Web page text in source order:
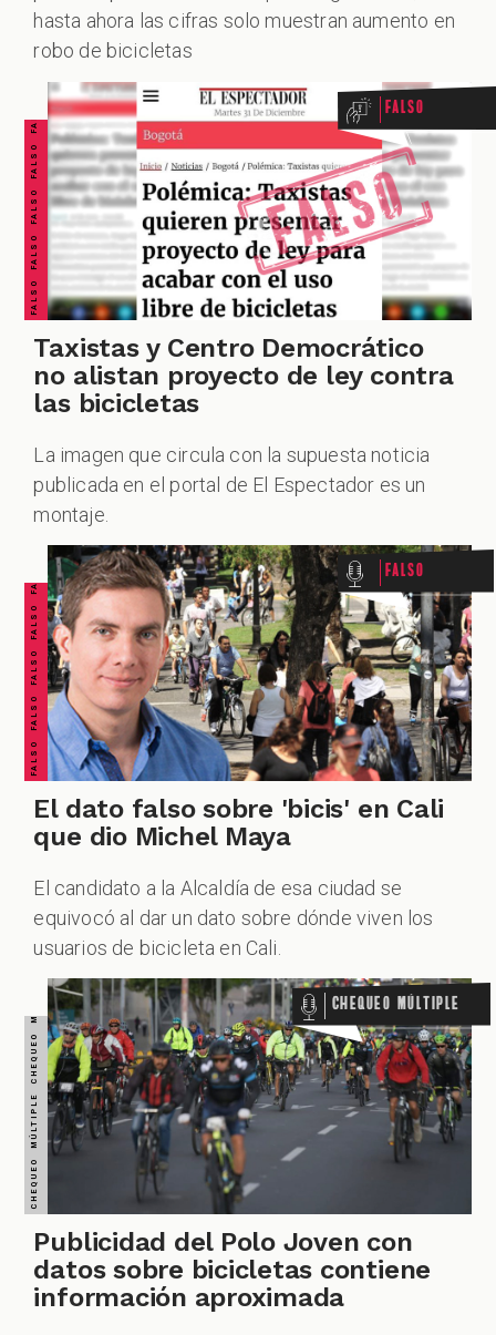
hasta ahora las cifras solo muestran aumento en
robo de bicicletas
FALSO FALSO FALSO FALSO FALSO FALSO FALSO Falso
Taxistas y Centro Democrático
no alistan proyecto de ley contra
las bicicletas
La imagen que circula con la supuesta noticia
publicada en el portal de El Espectador es un
montaje.
FALSO FALSO FALSO FALSO FALSO FALSO FALSO Falso
El dato falso sobre 'bicis' en Cali
que dio Michel Maya
El candidato a la Alcaldía de esa ciudad se
equivocó al dar un dato sobre dónde viven los
usuarios de bicicleta en Cali.
CHEQUEO MÚLTIPLE CHEQUEO MÚLTIPLE CHEQUEO MÚLTIPLE CHEQUEO MÚLTIPLE CHEQUEO MÚLTIPLE CHEQUEO MÚLTIPLE CHEQUEO MÚLTIPLE Chequeo Múltiple
Publicidad del Polo Joven con
datos sobre bicicletas contiene
información aproximada